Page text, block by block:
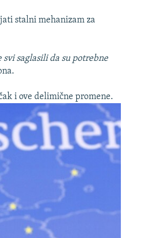
stalni mehanizam za
svi saglasili da su potrebne
i ove delimične promene.